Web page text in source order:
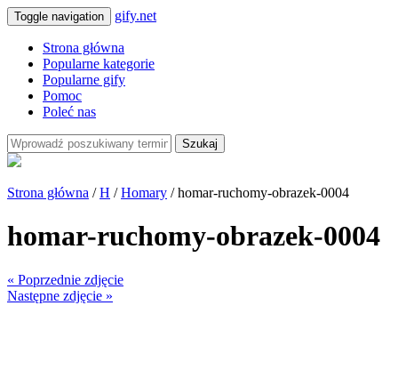
Toggle navigation gify.net
Strona główna
Popularne kategorie
Popularne gify
Pomoc
Poleć nas
Szukaj
Strona główna /H /Homary / homar-ruchomy-obrazek-0004
homar-ruchomy-obrazek-0004
« Poprzednie zdjęcie
Następne zdjęcie »